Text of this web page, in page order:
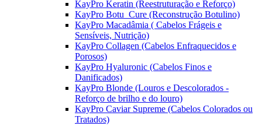
KayPro Keratin (Reestruturação e Reforço)
KayPro Botu_Cure (Reconstrução Botulino)
KayPro Macadâmia ( Cabelos Frágeis e
Sensíveis, Nutrição)
KayPro Collagen (Cabelos Enfraquecidos e
Porosos)
KayPro Hyaluronic (Cabelos Finos e
Danificados)
KayPro Blonde (Louros e Descolorados -
Reforço de brilho e do louro)
KayPro Caviar Supreme (Cabelos Colorados ou
Tratados)